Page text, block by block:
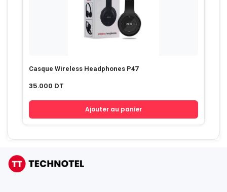
Casque Wireless Headphones P47
35.000 DT
Ajouter au panier